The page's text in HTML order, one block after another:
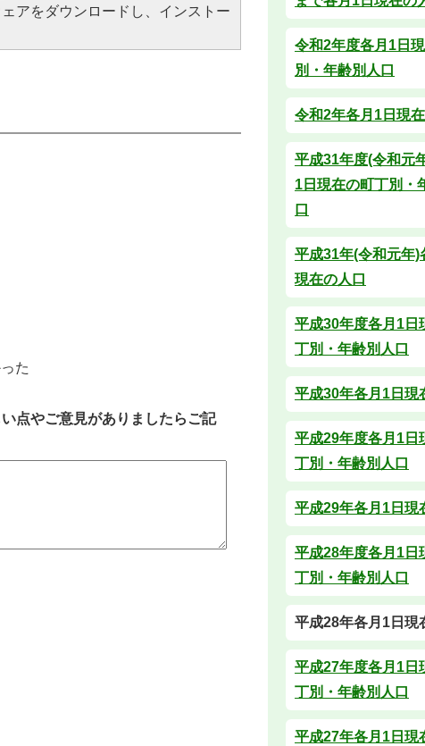
アをダウンロードし、インストー
た
点やご意見がありましたらご記
令和2年度各月1日
別・年齢別人口
令和2年各月1日現
平成31年度(令和元
1日現在の町丁別・
口
平成31年(令和元年)
現在の人口
平成30年度各月1日
丁別・年齢別人口
平成30年各月1日現
平成29年度各月1日
丁別・年齢別人口
平成29年各月1日現
平成28年度各月1日
丁別・年齢別人口
平成28年各月1日現
平成27年度各月1日
丁別・年齢別人口
平成27年各月1日現